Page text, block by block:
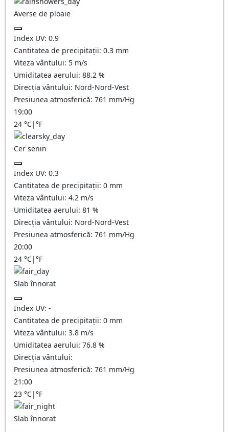
Averse de ploaie
Index UV: 0.9
Cantitatea de precipitații: 0.3 mm
Viteza vântului: 5 m/s
Umiditatea aerului: 88.2 %
Direcția vântului: Nord-Nord-Vest
Presiunea atmosferică: 761 mm/Hg
19:00
24 °C|°F
Cer senin
Index UV: 0.3
Cantitatea de precipitații: 0 mm
Viteza vântului: 4.2 m/s
Umiditatea aerului: 81 %
Direcția vântului: Nord-Nord-Vest
Presiunea atmosferică: 761 mm/Hg
20:00
24 °C|°F
Slab înnorat
Index UV: -
Cantitatea de precipitații: 0 mm
Viteza vântului: 3.8 m/s
Umiditatea aerului: 76.8 %
Direcția vântului:
Presiunea atmosferică: 761 mm/Hg
21:00
23 °C|°F
Slab înnorat